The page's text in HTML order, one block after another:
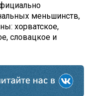
меньшинств,
хорватское,
словацкое и